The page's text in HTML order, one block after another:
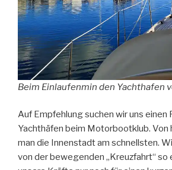
Beim Einlaufenmin den Yachthafen
Auf Empfehlung suchen wir uns einen
Yachthäfen beim Motorbootklub. Von
man die Innenstadt am schnellsten.
von der bewegenden „Kreuzfahrt“ so